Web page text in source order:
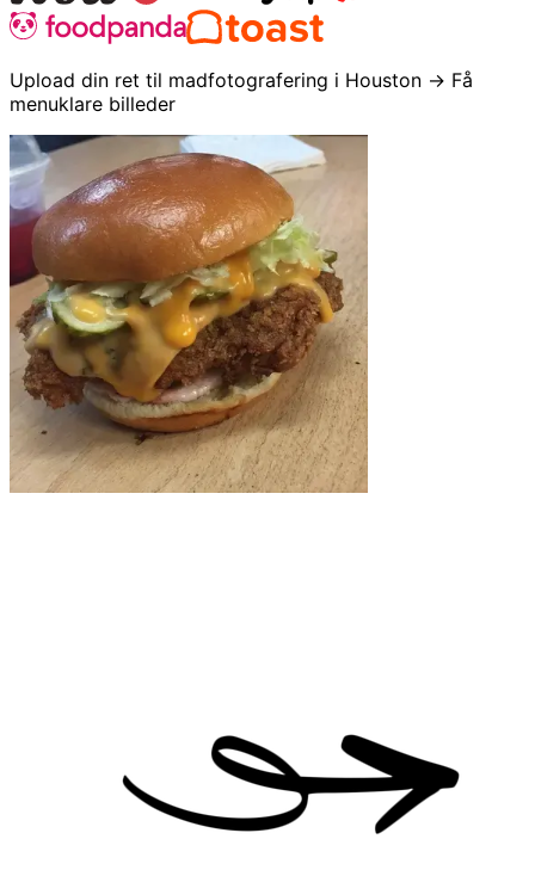
Upload din ret til madfotografering i Houston → Få
menuklare billeder